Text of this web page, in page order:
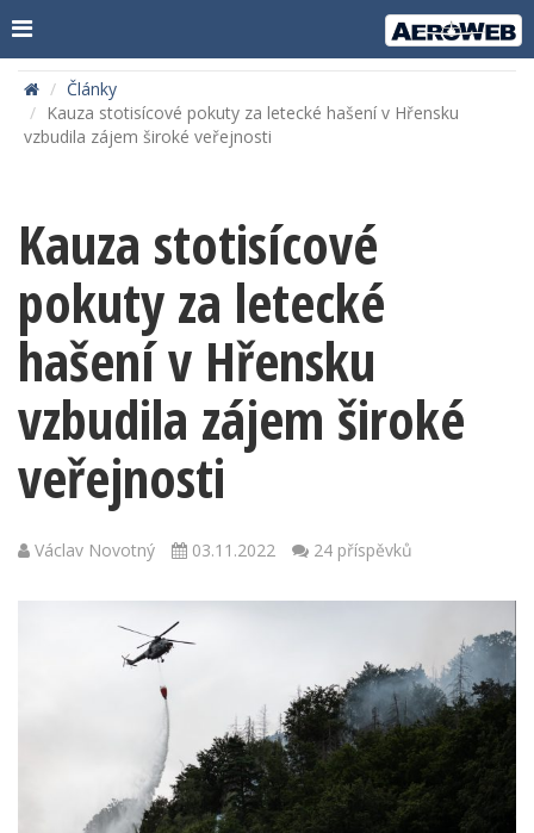
Články
Kauza stotisícové pokuty za letecké hašení v Hřensku
vzbudila zájem široké veřejnosti
Kauza stotisícové
pokuty za letecké
hašení v Hřensku
vzbudila zájem široké
veřejnosti
Václav Novotný 03.11.2022 24 příspěvků